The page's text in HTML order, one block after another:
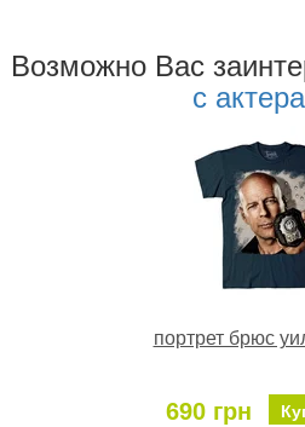
Возможно Ваc
с
портрет брюс
690 грн